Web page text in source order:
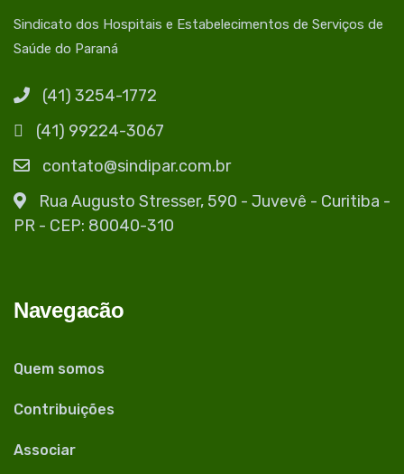
Sindicato dos Hospitais e Estabelecimentos de Serviços de
Saúde do Paraná
(41) 3254-1772
(41) 99224-3067
contato@sindipar.com.br
Rua Augusto Stresser, 590 - Juvevê - Curitiba -
PR - CEP: 80040-310
Navegacão
Quem somos
Contribuições
Associar